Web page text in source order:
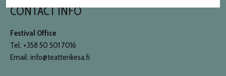
CONTACT INFO
Festival Office
Tel. +358 50 501 7016
Email: info@teatterikesa.fi